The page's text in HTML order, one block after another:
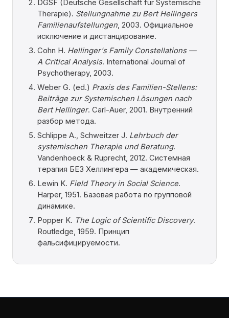
DGSF (Deutsche Gesellschaft für Systemische
Therapie). Stellungnahme zu Bert Hellingers
Familienaufstellungen, 2003. Официальное
исключение и дистанцирование.
Cohn H. Hellinger's Family Constellations —
A Critical Analysis. International Journal of
Psychotherapy, 2003.
Weber G. (ed.) Praxis des Familien-Stellens:
Beiträge zur Systemischen Lösungen nach
Bert Hellinger. Carl-Auer, 2001. Внутренний
разбор метода.
Schlippe A., Schweitzer J. Lehrbuch der
systemischen Therapie und Beratung.
Vandenhoeck & Ruprecht, 2012. Системная
терапия БЕЗ Хеллингера — академическая.
Lewin K. Field Theory in Social Science.
Harper, 1951. Базовая работа по групповой
динамике.
Popper K. The Logic of Scientific Discovery.
Routledge, 1959. Принцип
фальсифицируемости.